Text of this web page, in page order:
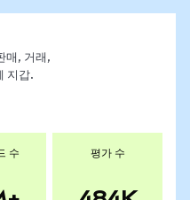
매, 거래,
지갑.
수 평가 수